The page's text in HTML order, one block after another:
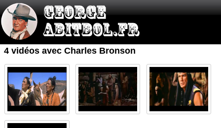
4 vidéos avec Charles Bronson